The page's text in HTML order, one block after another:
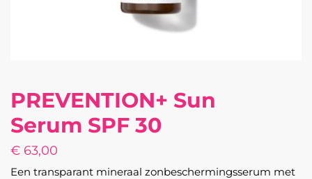
PREVENTION+ Sun
Serum SPF 30
€ 63,00
Een transparant mineraal zonbeschermingsserum met